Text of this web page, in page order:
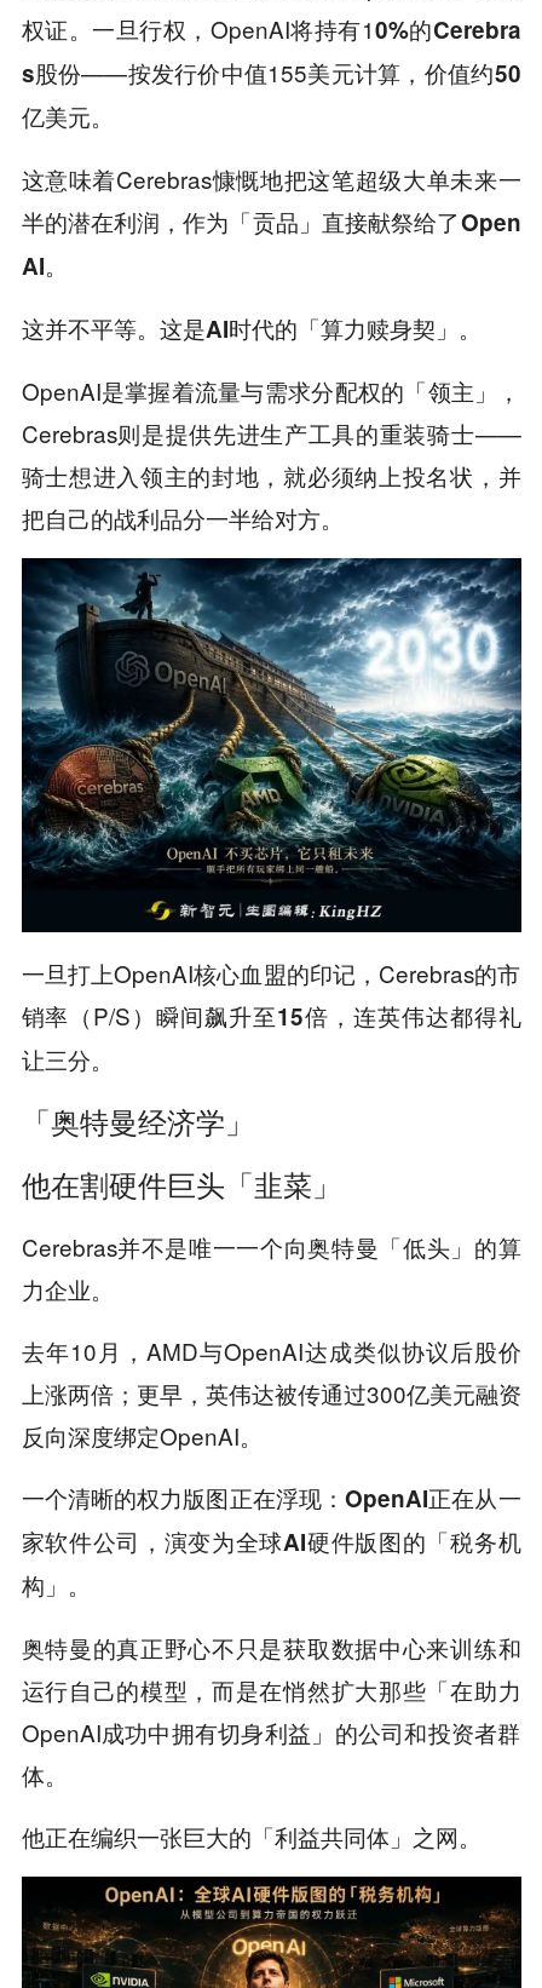
权证。一旦行权，OpenAI将持有10%的Cerebra
s股份——按发行价中值155美元计算，价值约50
亿美元。
这意味着Cerebras慷慨地把这笔超级大单未来一
半的潜在利润，作为「贡品」直接献祭给了Open
AI。
这并不平等。这是AI时代的「算力赎身契」。
OpenAI是掌握着流量与需求分配权的「领主」，
Cerebras则是提供先进生产工具的重装骑士——
骑士想进入领主的封地，就必须纳上投名状，并
把自己的战利品分一半给对方。
一旦打上OpenAI核心血盟的印记，Cerebras的市
销率（P/S）瞬间飙升至15倍 ，连英伟达都得礼
让三分。
「奥特曼经济学」
他在割硬件巨头「韭菜」
Cerebras并不是唯一一个向奥特曼「低头」的算
力企业。
去年10月，AMD与OpenAI达成类似协议后股价
上涨两倍；更早，英伟达被传通过300亿美元融资
反向深度绑定OpenAI。
一个清晰的权力版图正在浮现：OpenAI正在从一
家软件公司，演变为全球AI硬件版图的「税务机
构」 。
奥特曼的真正野心不只是获取数据中心来训练和
运行自己的模型，而是在悄然扩大那些「在助力
OpenAI成功中拥有切身利益」的公司和投资者群
体。
他正在编织一张巨大的「利益共同体」之网。